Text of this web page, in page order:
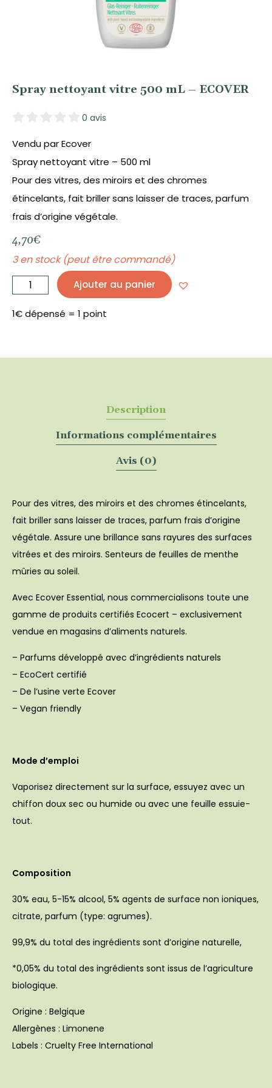
Spray nettoyant vitre 500 mL – ECOVER
0 avis
Vendu par Ecover
Spray nettoyant vitre – 500 ml
Pour des vitres, des miroirs et des chromes
étincelants, fait briller sans laisser de traces, parfum
frais d’origine végétale.
4,70€
3 en stock (peut être commandé)
de
Spray
nettoyant
vitre
mL
-
Ajouter au panier
1€ dépensé = 1 point
Description
Informations complémentaires
Avis (0)
Pour des vitres, des miroirs et des chromes étincelants,
fait briller sans laisser de traces, parfum frais d’origine
végétale. Assure une brillance sans rayures des surfaces
vitrées et des miroirs. Senteurs de feuilles de menthe
mûries au soleil.
Avec Ecover Essential, nous commercialisons toute une
gamme de produits certifiés Ecocert – exclusivement
vendue en magasins d’aliments naturels.
– Parfums développé avec d’ingrédients naturels
– EcoCert certifié
– De l’usine verte Ecover
– Vegan friendly
Mode d’emploi
Vaporisez directement sur la surface, essuyez avec un
chiffon doux sec ou humide ou avec une feuille essuie-
tout.
Composition
30% eau, 5-15% alcool, 5% agents de surface non ioniques,
citrate, parfum (type: agrumes).
99,9% du total des ingrédients sont d’origine naturelle,
*0,05% du total des ingrédients sont issus de l’agriculture
biologique.
Origine : Belgique
Allergènes : Limonene
Labels : Cruelty Free International